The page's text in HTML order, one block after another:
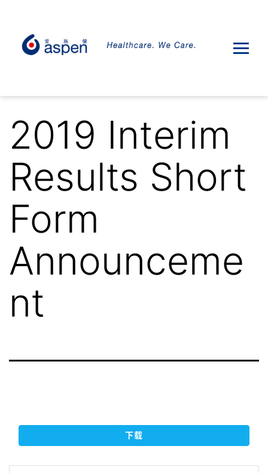
2019 Interim
Results Short
Form
Announceme
nt
下载